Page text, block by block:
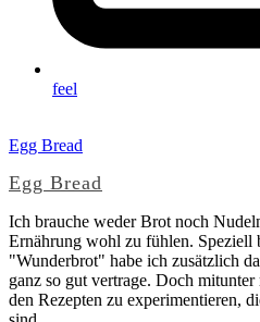
feel
Egg Bread
Egg Bread
Ich brauche weder Brot noch
Ernährung wohl zu fühlen. Speziell
"Wunderbrot" habe ich zusätzlich
ganz so gut vertrage. Doch
den Rezepten zu experimentieren,